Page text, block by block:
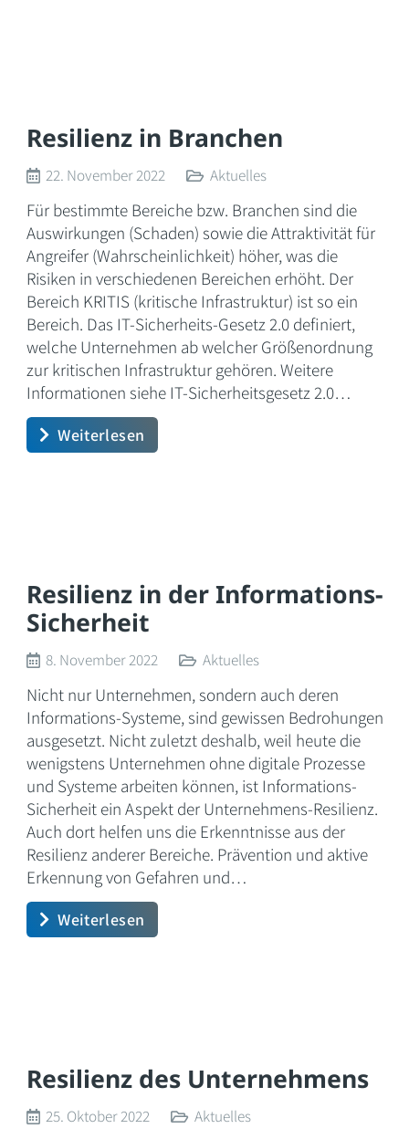
Resilienz in Branchen
22. November 2022 Aktuelles
Für bestimmte Bereiche bzw. Branchen sind die
Auswirkungen (Schaden) sowie die Attraktivität für
Angreifer (Wahrscheinlichkeit) höher, was die
Risiken in verschiedenen Bereichen erhöht. Der
Bereich KRITIS (kritische Infrastruktur) ist so ein
Bereich. Das IT-Sicherheits-Gesetz 2.0 definiert,
welche Unternehmen ab welcher Größenordnung
zur kritischen Infrastruktur gehören. Weitere
Informationen siehe IT-Sicherheitsgesetz 2.0…
Weiterlesen
Resilienz in der Informations-
Sicherheit
8. November 2022 Aktuelles
Nicht nur Unternehmen, sondern auch deren
Informations-Systeme, sind gewissen Bedrohungen
ausgesetzt. Nicht zuletzt deshalb, weil heute die
wenigstens Unternehmen ohne digitale Prozesse
und Systeme arbeiten können, ist Informations-
Sicherheit ein Aspekt der Unternehmens-Resilienz.
Auch dort helfen uns die Erkenntnisse aus der
Resilienz anderer Bereiche. Prävention und aktive
Erkennung von Gefahren und…
Weiterlesen
Resilienz des Unternehmens
25. Oktober 2022 Aktuelles